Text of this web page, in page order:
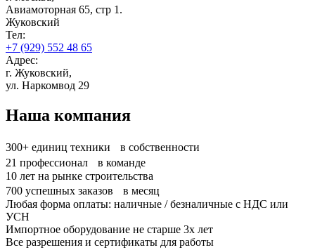
Авиамоторная 65, стр 1.
Жуковский
Тел:
+7 (929) 552 48 65
Адрес:
г. Жуковский,
ул. Наркомвод 29
Наша компания
300+ единиц техники в собственности
21 профессионал в команде
10 лет на рынке строительства
700 успешных заказов в месяц
Любая форма оплаты: наличные / безналичные с НДС или
УСН
Импортное оборудование не старше 3х лет
Все разрешения и сертификаты для работы